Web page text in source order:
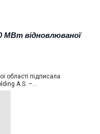
МВт відновлюваної
області підписала
A.S. –…